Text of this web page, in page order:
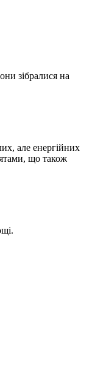
зібралися на
але енергійних
що також